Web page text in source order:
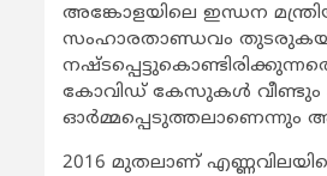
അങ്കോളയിലെ ഇന്ധന
സംഹാരതാണ്ഡവം
കോവിഡ് കേസുകള്‍ വീണ്ടും
ഓര്‍മ്മപ്പെടുത്തലാണെന്നും
2016 മുതലാണ്